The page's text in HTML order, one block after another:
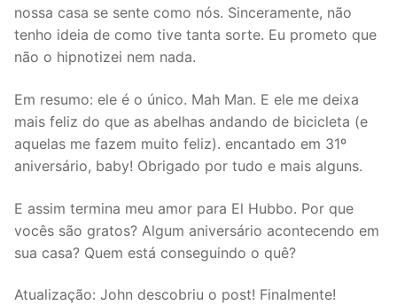
nossa casa se sente como nós. Sinceramente, não
tenho ideia de como tive tanta sorte. Eu prometo que
não o hipnotizei nem nada.
Em resumo: ele é o único. Mah Man. E ele me deixa
mais feliz do que as abelhas andando de bicicleta (e
aquelas me fazem muito feliz). encantado em 31º
aniversário, baby! Obrigado por tudo e mais alguns.
E assim termina meu amor para El Hubbo. Por que
vocês são gratos? Algum aniversário acontecendo em
sua casa? Quem está conseguindo o quê?
Atualização: John descobriu o post! Finalmente!